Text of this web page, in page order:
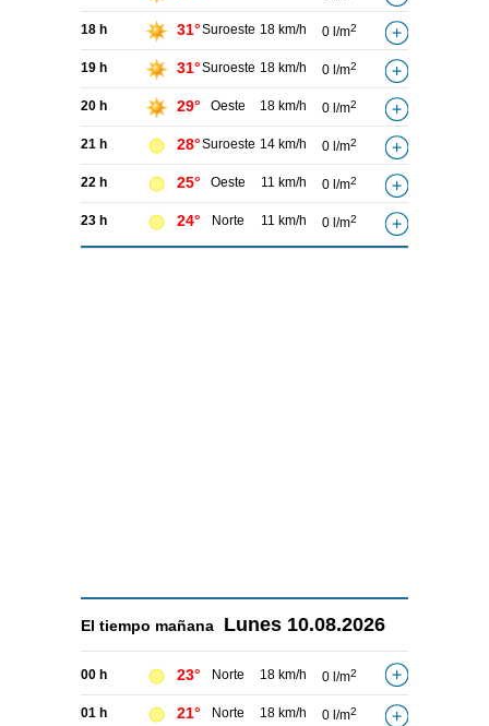
18 h 31°Suroeste 18 km/h 0 l/m2
19 h 31°Suroeste 18 km/h 0 l/m2
20 h 29° Oeste 18 km/h 0 l/m2
21 h 28°Suroeste 14 km/h 0 l/m2
22 h 25° Oeste 11 km/h 0 l/m2
23 h 24° Norte 11 km/h 0 l/m2
El tiempo mañana Lunes 10.08.2026
00 h 23° Norte 18 km/h 0 l/m2
01 h 21° Norte 18 km/h 0 l/m2